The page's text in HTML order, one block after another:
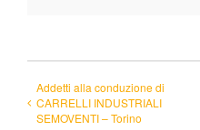
Addetti alla conduzione di
CARRELLI INDUSTRIALI
SEMOVENTI – Torino